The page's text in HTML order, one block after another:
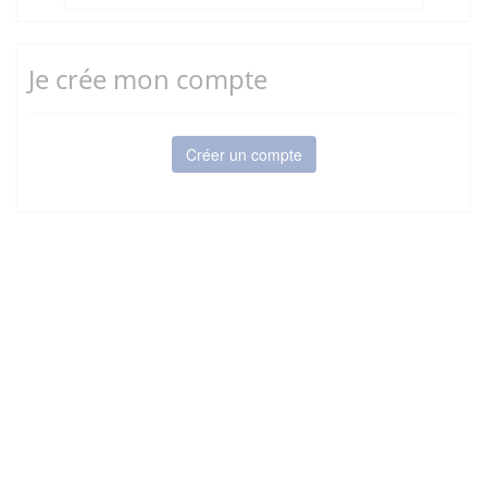
Je crée mon compte
Créer un compte